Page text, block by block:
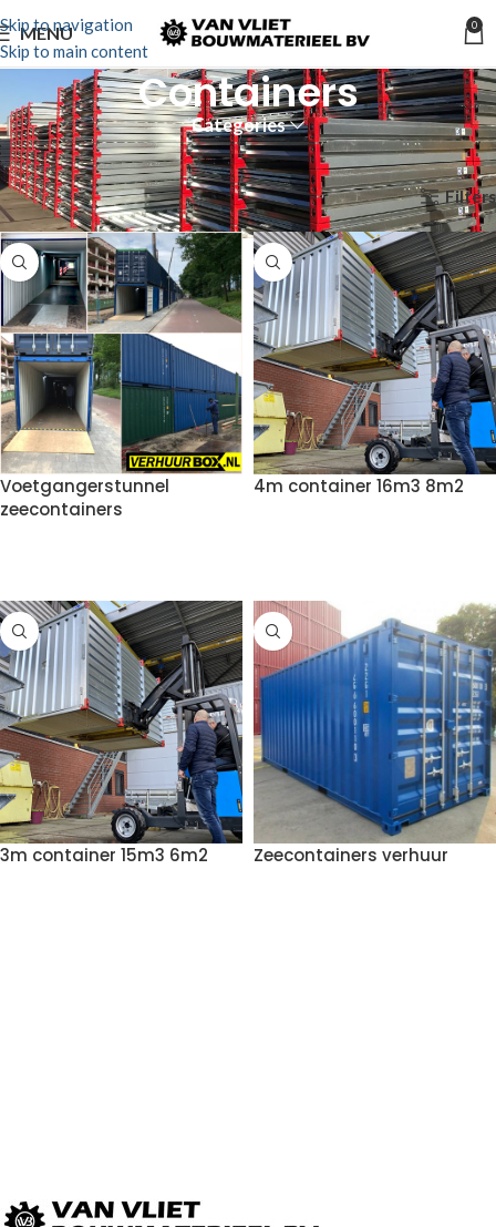
Skip to navigation
Skip to main content
MENU 0
Containers
Categories
Opslag containers in diverse maten en types.
Home Verhuur Opslag/accommodatie Containers Filters
Voetgangerstunnel
zeecontainers
4m container 16m3 8m2
3m container 15m3 6m2 Zeecontainers verhuur